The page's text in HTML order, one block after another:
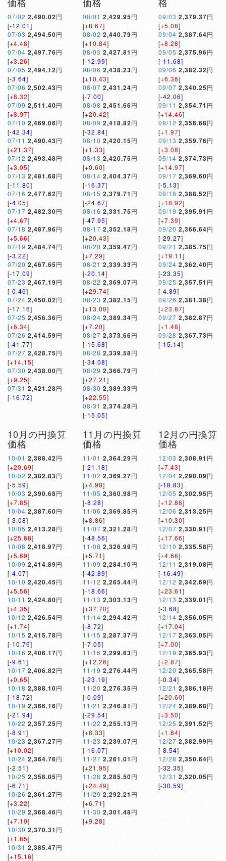
07/02 2,490.02円
[-12.01]
07/03 2,494.50円
[+4.48]
07/04 2,497.76円
[+3.26]
07/05 2,494.12円
[-3.64]
07/06 2,502.43円
[+8.32]
07/09 2,511.40円
[+8.97]
07/10 2,469.06円
[-42.34]
07/11 2,490.43円
[+21.37]
07/12 2,493.48円
[+3.05]
07/13 2,481.68円
[-11.80]
07/16 2,477.62円
[-4.05]
07/17 2,482.30円
[+4.67]
07/18 2,487.96円
[+5.66]
07/19 2,484.74円
[-3.22]
07/20 2,467.65円
[-17.09]
07/23 2,467.19円
[-0.46]
07/24 2,450.02円
[-17.16]
07/25 2,456.36円
[+6.34]
07/26 2,414.59円
[-41.77]
07/27 2,428.75円
[+14.15]
07/30 2,438.00円
[+9.25]
07/31 2,421.28円
[-16.72]
08/01 2,429.95円
[+8.67]
08/02 2,440.79円
[+10.84]
08/03 2,427.81 円
[-12.99]
08/06 2,438.23円
[+10.43]
08/07 2,431.24円
[-7.00]
08/08 2,451.66円
[+20.42]
08/09 2,418.82円
[-32.84]
08/10 2,420.15円
[+1.33]
08/13 2,420.75円
[+0.60]
08/14 2,404.37円
[-16.37]
08/15 2,379.71 円
[-24.67]
08/16 2,331.75円
[-47.95]
08/17 2,352.18円
[+20.43]
08/20 2,359.47円
[+7.29]
08/21 2,339.33円
[-20.14]
08/22 2,369.07円
[+29.74]
08/23 2,382.15円
[+13.08]
08/24 2,389.34円
[+7.20]
08/27 2,373.66円
[-15.68]
08/28 2,339.58円
[-34.08]
08/29 2,366.79円
[+27.21]
08/30 2,389.33円
[+22.55]
08/31 2,374.28円
[-15.05]
09/03 2,379.37円
[+5.08]
09/04 2,387.64円
[+8.28]
09/05 2,375.96円
[-11.68]
09/06 2,382.32円
[+6.36]
09/07 2,340.25円
[-42.06]
09/11 2,354.71 円
[+14.46]
09/12 2,356.68円
[+1.97]
09/13 2,359.76円
[+3.08]
09/14 2,374.73円
[+14.97]
09/17 2,369.60円
[-5.13]
09/18 2,388.52円
[+18.92]
09/19 2,395.91 円
[+7.39]
09/20 2,366.64円
[-29.27]
09/21 2,385.75円
[+19.11]
09/24 2,362.40円
[-23.35]
09/25 2,357.51 円
[-4.89]
09/26 2,381.38円
[+23.87]
09/27 2,382.87円
[+1.48]
09/28 2,367.73円
[-15.14]
10月の円換算
価格
10/01 2,388.42円
[+20.69]
10/02 2,382.83円
[-5.59]
10/03 2,390.68円
[+7.85]
10/04 2,387.60円
[-3.08]
10/05 2,413.28円
[+25.68]
10/08 2,418.97円
[+5.69]
10/09 2,414.89円
[-4.07]
10/10 2,420.45円
[+5.56]
10/11 2,424.80円
[+4.35]
10/12 2,426.54円
[+1.74]
10/15 2,415.78円
[-10.76]
10/16 2,406.17円
[-9.61]
10/17 2,406.82円
[+0.65]
10/18 2,388.10円
[-18.72]
10/19 2,366.16円
[-21.94]
10/22 2,357.25円
[-8.91]
10/23 2,367.27円
[+10.02]
10/24 2,364.76円
[-2.51]
10/25 2,358.05円
[-6.71]
10/26 2,361.27円
[+3.22]
10/29 2,368.46円
[+7.19]
10/30 2,370.31 円
[+1.85]
10/31 2,385.47円
[+15.16]
11月の円換算
価格
11/01 2,364.29円
[-21.18]
11/02 2,369.27円
[+4.98]
11/05 2,360.98円
[-8.28]
11/06 2,369.85円
[+8.86]
11/07 2,321.28円
[-48.56]
11/08 2,326.99円
[+5.71]
11/09 2,284.10円
[-42.89]
11/12 2,265.44円
[-18.66]
11/13 2,303.13円
[+37.70]
11/14 2,294.42円
[-8.72]
11/15 2,287.37円
[-7.05]
11/16 2,299.63円
[+12.26]
11/19 2,276.44円
[-23.19]
11/20 2,276.35円
[-0.09]
11/21 2,246.81 円
[-29.54]
11/22 2,255.13円
[+8.33]
11/23 2,239.07円
[-16.07]
11/27 2,261.01 円
[+21.95]
11/28 2,285.50円
[+24.49]
11/29 2,292.21 円
[+6.71]
11/30 2,301.48円
[+9.28]
12月の円換算
価格
12/03 2,308.91 円
[+7.43]
12/04 2,290.09円
[-18.83]
12/05 2,302.95円
[+12.86]
12/06 2,313.25円
[+10.30]
12/07 2,330.91 円
[+17.66]
12/10 2,335.58円
[+4.66]
12/11 2,319.08円
[-16.49]
12/12 2,342.69円
[+23.61]
12/13 2,339.01 円
[-3.68]
12/14 2,356.05円
[+17.04]
12/17 2,363.05円
[+7.00]
12/19 2,365.93円
[+2.87]
12/20 2,365.58円
[-0.34]
12/21 2,386.18円
[+20.60]
12/24 2,389.68円
[+3.50]
12/25 2,391.52円
[+1.84]
12/27 2,382.99円
[-8.54]
12/28 2,350.64円
[-32.35]
12/31 2,320.05円
[-30.59]